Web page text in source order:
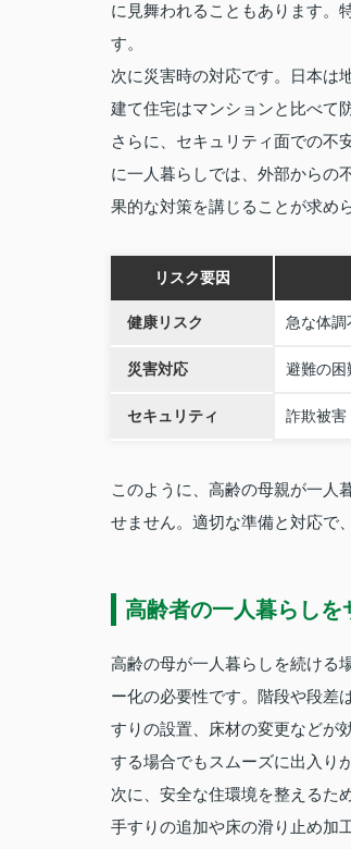
に見舞われることもあります。
す。
次に災害時の対応です。日本は
建て住宅はマンションと比べて
さらに、セキュリティ面での不
に一人暮らしでは、外部からの
果的な対策を講じることが求め
リスク要因
健康リスク 急な体調
災害対応 避難の困
セキュリティ 詐欺被害
このように、高齢の母親が一人
せません。適切な準備と対応で
高齢者の一人暮らし
高齢の母が一人暮らしを続ける
ー化の必要性です。階段や段差
すりの設置、床材の変更などが
する場合でもスムーズに出入り
次に、安全な住環境を整えるた
手すりの追加や床の滑り止め加